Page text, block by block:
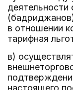
в отношении
тарифная
в)
настоящего